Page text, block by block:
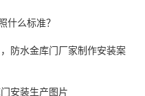
什么标准？
防水金库门厂家制作安装案
安装生产图片